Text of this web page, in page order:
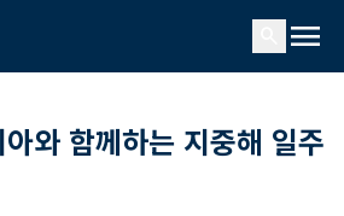
menu
와 함께하는 지중해 일주